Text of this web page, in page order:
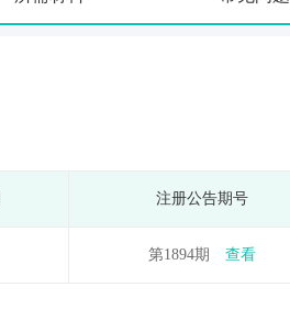
注册公告期号
第1894期 查看